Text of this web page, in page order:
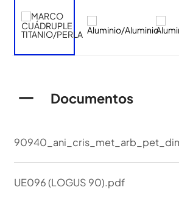
Documentos
UE096 (LOGUS 90).pdf